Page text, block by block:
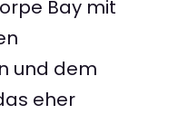
Bay mit
und dem
eher